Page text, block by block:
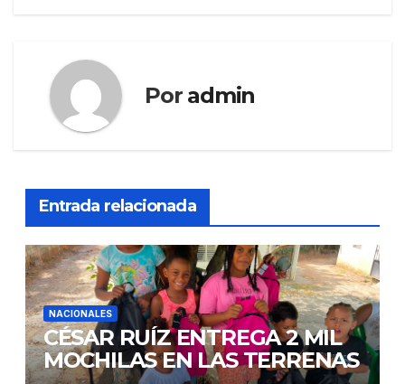
Por admin
Entrada relacionada
NACIONALES
CÉSAR RUÍZ ENTREGA 2 MIL
MOCHILAS EN LAS TERRENAS